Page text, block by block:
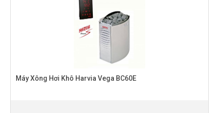
Máy Xông Hơi Khô Harvia Vega BC60E